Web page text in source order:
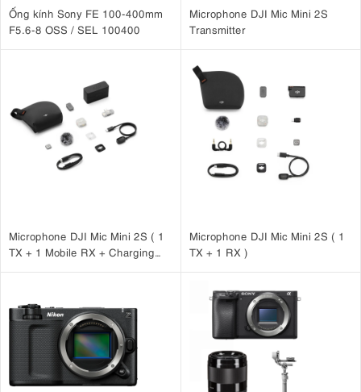
Ống kính Sony FE 100-400mm
F5.6-8 OSS / SEL 100400
Microphone DJI Mic Mini 2S
Transmitter
Microphone DJI Mic Mini 2S ( 1
TX + 1 Mobile RX + Charging
Microphone DJI Mic Mini 2S ( 1
TX + 1 RX )